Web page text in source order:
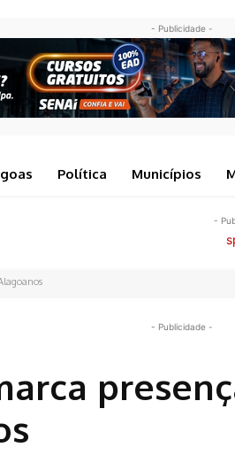
- Publicidade -
Política Municípios
-
- Publicidade -